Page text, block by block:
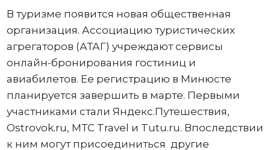
В туризме появится новая общественная
организация. Ассоциацию туристических
агрегаторов (АТАГ) учреждают сервисы
онлайн-бронирования гостиниц и
авиабилетов. Ее регистрацию в Минюсте
планируется завершить в марте. Первыми
участниками стали Яндекс.Путешествия,
Ostrovok.ru, МТС Travel и Tutu.ru. Впоследствии
к ним могут присоединиться другие